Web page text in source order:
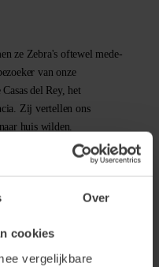
Over
cookies
vergelijkbare
ze Zebra's oftewel mede-
van onze
del Rey, het
Zij vertellen ons
huis wilden.
VERTEL!